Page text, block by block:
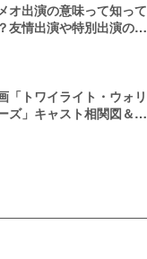
オ出演の意味って知って
友情出演や特別出演の違
「トワイライト・ウォリ
ズ」キャスト相関図＆登